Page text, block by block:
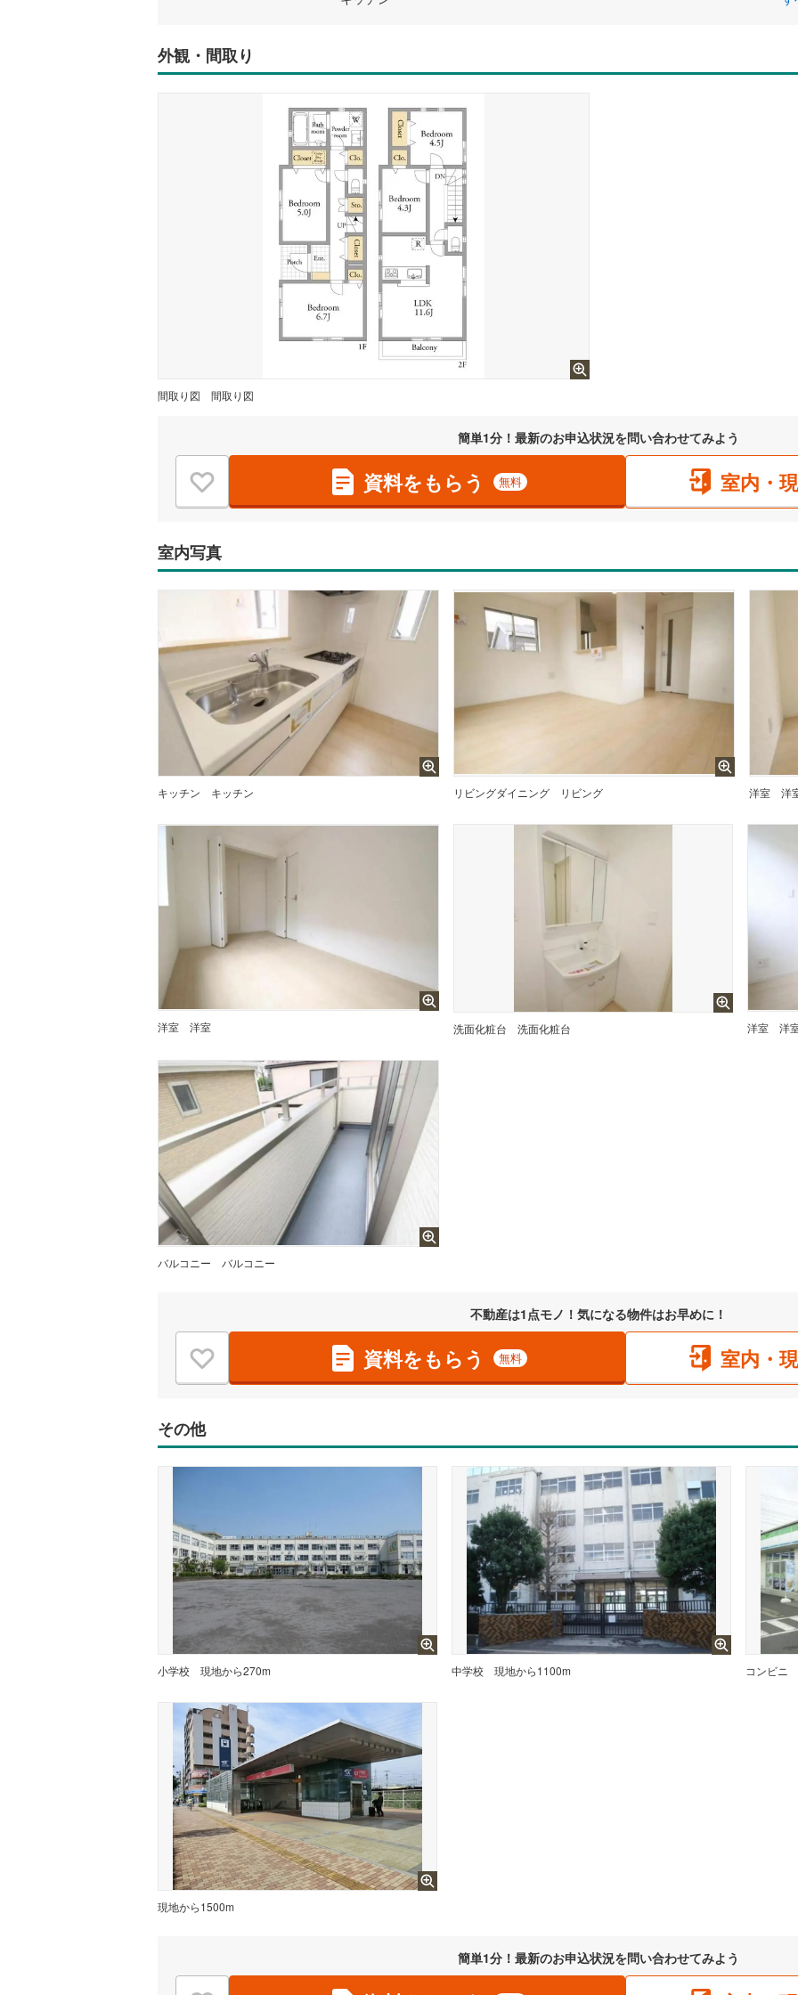
外観・間取り
間取り図 間取り図
簡単1分！最新のお申込状況を問い合わせてみよう
資料をもらう 無料 室内・
室内写真
キッチン キッチン リビングダイニング リビング 洋室 洋
洋室 洋室 洗面化粧台 洗面化粧台 洋室 洋
バルコニー バルコニー
不動産は1点モノ！気になる物件はお早めに！
資料をもらう 無料 室内・
その他
小学校 現地から270m 中学校 現地から1100m コンビニ
現地から1500m
簡単1分！最新のお申込状況を問い合わせてみよう